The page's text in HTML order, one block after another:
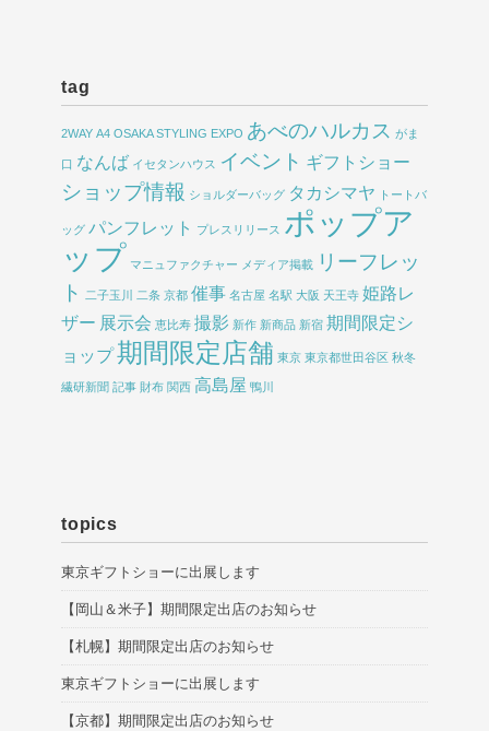
tag
2WAY A4 OSAKA STYLING EXPO あべのハルカス がま
口 なんば イセタンハウス イベント ギフトショー
ショップ情報 ショルダーバッグ タカシマヤ トートバ
ッグ パンフレット プレスリリース ポップア
ップ マニュファクチャー メディア掲載 リーフレッ
ト
二子玉川 二条 京都 催事 名古屋 名駅 大阪 天王寺 姫路レ
ザー 展示会 恵比寿 撮影 新作 新商品 新宿 期間限定シ
ョップ期間限定店舗 東京 東京都世田谷区 秋冬
繊研新聞 記事 財布 関西 高島屋 鴨川
topics
東京ギフトショーに出展します
【岡山＆米子】期間限定出店のお知らせ
【札幌】期間限定出店のお知らせ
東京ギフトショーに出展します
【京都】期間限定出店のお知らせ